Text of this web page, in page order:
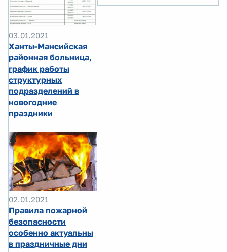
03.01.2021
Ханты-Мансийская
районная больница,
график работы
структурных
подразделений в
новогодние
праздники
02.01.2021
Правила пожарной
безопасности
особенно актуальны
в праздничные дни